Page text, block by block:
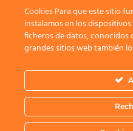
Cookies Para que este sitio
instalamos en los
ficheros de datos, conocidos
grandes sitios web también